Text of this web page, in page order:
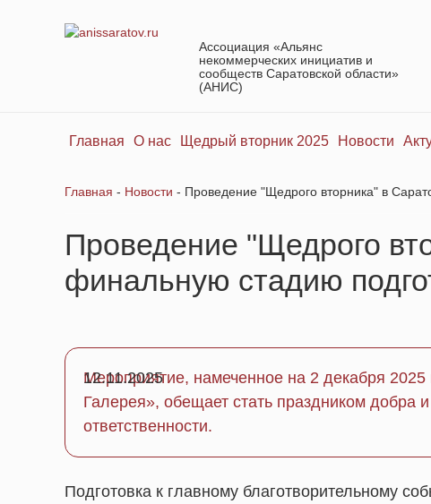
Ассоциация «Альянс
некоммерческих инициатив и
сообществ Саратовской области»
(АНИС)
Главная О нас Щедрый вторник 2025 Новости
Главная - Новости - Проведение "Щедрого вторника" в
Проведение "Щедрого
финальную стадию
Мероприятие, намеченное на 2 декабря
Галерея», обещает стать праздником добра
ответственности.
12.11.2025
Подготовка к главному благотворительному